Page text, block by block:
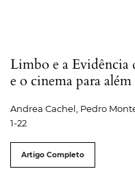
Limbo e a Evidência
e o cinema para
Andrea Cachel, Pedro
1-22
Artigo Completo